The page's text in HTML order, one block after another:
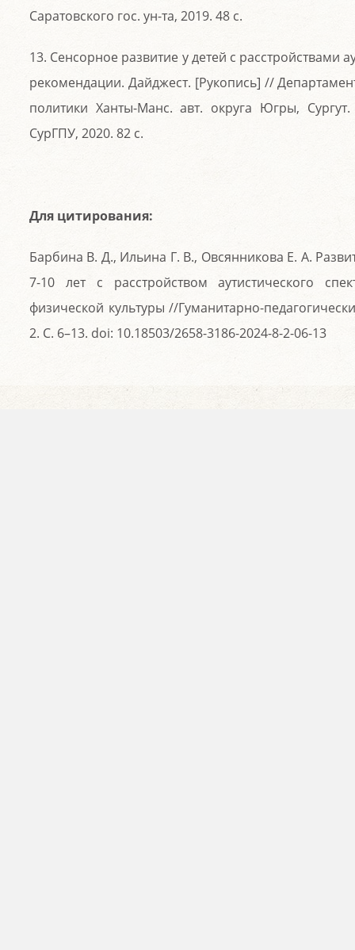
Саратовского гос. ун-та, 2019. 48 с.
13. Сенсорное развитие у детей с расстройствами
рекомендации. Дайджест. [Рукопись] //
политики Ханты-Манс. авт. округа Югры,
СурГПУ, 2020. 82 с.
Для цитирования:
Барбина В. Д., Ильина Г. В., Овсянникова Е. А.
7-10 лет с расстройством аутистического
физической культуры //Гуманитарно-
2. С. 6–13. doi: 10.18503/2658-3186-2024-8-2-06-13